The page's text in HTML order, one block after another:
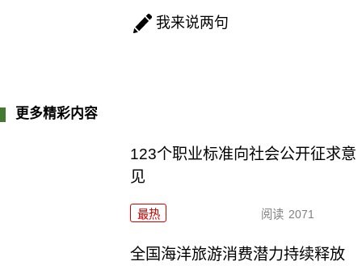
我来说两句
更多精彩内容
123个职业标准向社会公开征求意
见
最热 阅读 2071
全国海洋旅游消费潜力持续释放